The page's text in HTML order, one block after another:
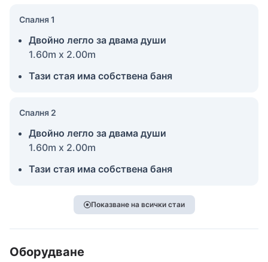
Спалня 1
Двойно легло за двама души
1.60m x 2.00m
Тази стая има собствена баня
Спалня 2
Двойно легло за двама души
1.60m x 2.00m
Тази стая има собствена баня
Показване на всички стаи
Оборудване